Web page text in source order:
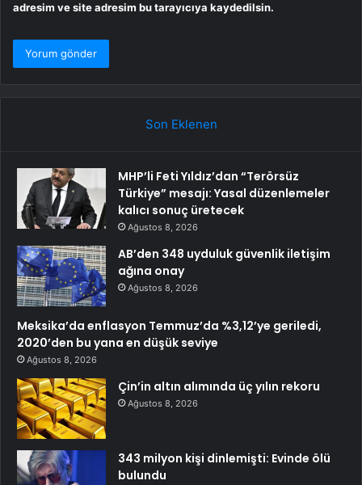
adresim ve site adresim bu tarayıcıya kaydedilsin.
Son Eklenen
MHP’li Feti Yıldız’dan “Terörsüz
Türkiye” mesajı: Yasal düzenlemeler
kalıcı sonuç üretecek
Ağustos 8, 2026
AB’den 348 uyduluk güvenlik iletişim
ağına onay
Ağustos 8, 2026
Meksika’da enflasyon Temmuz’da %3,12’ye geriledi,
2020’den bu yana en düşük seviye
Ağustos 8, 2026
Çin’in altın alımında üç yılın rekoru
Ağustos 8, 2026
343 milyon kişi dinlemişti: Evinde ölü
bulundu